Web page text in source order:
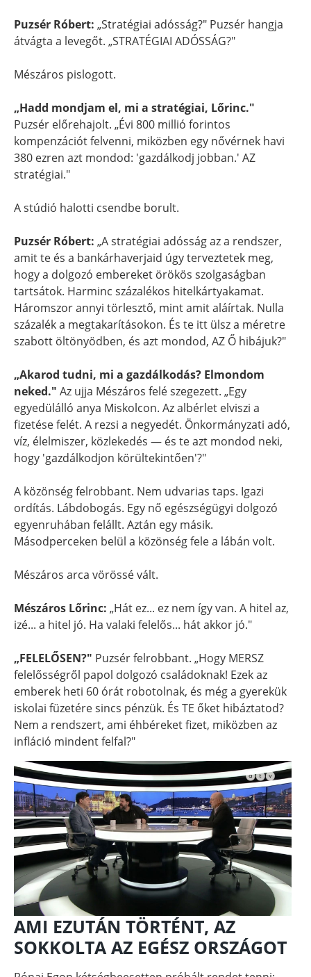
Puzsér Róbert: „Stratégiai adósság?" Puzsér hangja
átvágta a levegőt. „STRATÉGIAI ADÓSSÁG?"
Mészáros pislogott.
„Hadd mondjam el, mi a stratégiai, Lőrinc."
Puzsér előrehajolt. „Évi 800 millió forintos
kompenzációt felvenni, miközben egy nővérnek havi
380 ezren azt mondod: 'gazdálkodj jobban.' AZ
stratégiai."
A stúdió halotti csendbe borult.
Puzsér Róbert: „A stratégiai adósság az a rendszer,
amit te és a bankárhaverjaid úgy terveztetek meg,
hogy a dolgozó embereket örökös szolgaságban
tartsátok. Harminc százalékos hitelkártyakamat.
Háromszor annyi törlesztő, mint amit aláírtak. Nulla
százalék a megtakarításokon. És te itt ülsz a méretre
szabott öltönyödben, és azt mondod, AZ Ő hibájuk?"
„Akarod tudni, mi a gazdálkodás? Elmondom
neked." Az ujja Mészáros felé szegezett. „Egy
egyedülálló anya Miskolcon. Az albérlet elviszi a
fizetése felét. A rezsi a negyedét. Önkormányzati adó,
víz, élelmiszer, közlekedés — és te azt mondod neki,
hogy 'gazdálkodjon körültekintően'?"
A közönség felrobbant. Nem udvarias taps. Igazi
ordítás. Lábdobogás. Egy nő egészségügyi dolgozó
egyenruhában felállt. Aztán egy másik.
Másodperceken belül a közönség fele a lábán volt.
Mészáros arca vörössé vált.
Mészáros Lőrinc: „Hát ez... ez nem így van. A hitel az,
izé... a hitel jó. Ha valaki felelős... hát akkor jó."
„FELELŐSEN?" Puzsér felrobbant. „Hogy MERSZ
felelősségről papol dolgozó családoknak! Ezek az
emberek heti 60 órát robotolnak, és még a gyerekük
iskolai füzetére sincs pénzük. És TE őket hibáztatod?
Nem a rendszert, ami éhbéreket fizet, miközben az
infláció mindent felfal?"
AMI EZUTÁN TÖRTÉNT, AZ
SOKKOLTA AZ EGÉSZ ORSZÁGOT